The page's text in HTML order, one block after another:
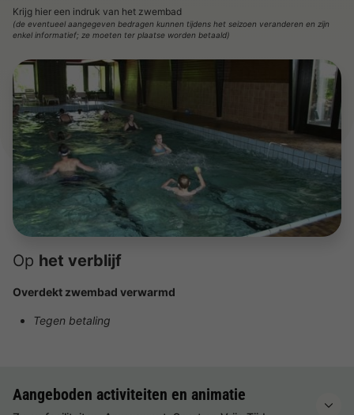
Krijg hier een indruk van het zwembad
(de eventueel aangegeven bedragen kunnen tijdens het seizoen veranderen en zijn
enkel informatief; ze moeten ter plaatse worden betaald)
Op het verblijf
Overdekt zwembad verwarmd
Tegen betaling
Aangeboden activiteiten en animatie